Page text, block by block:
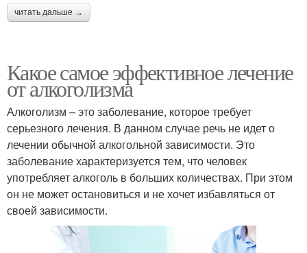
читать дальше →
Какое самое эффективное лечение
от алкоголизма
Алкоголизм – это заболевание, которое требует
серьезного лечения. В данном случае речь не идет о
лечении обычной алкогольной зависимости. Это
заболевание характеризуется тем, что человек
употребляет алкоголь в больших количествах. При этом
он не может остановиться и не хочет избавляться от
своей зависимости.